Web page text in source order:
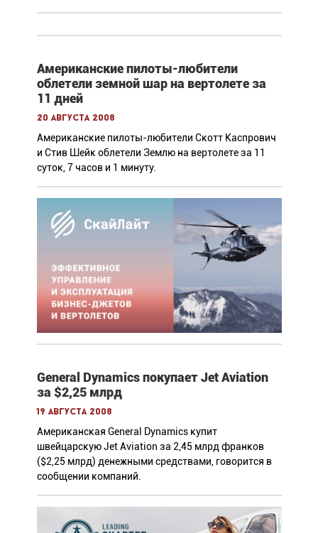
Американские пилоты-любители
облетели земной шар на вертолете за
11 дней
20 августа 2008
Американские пилоты-любители Скотт Каспрович
и Стив Шейк облетели Землю на вертолете за 11
суток, 7 часов и 1 минуту.
General Dynamics покупает Jet Aviation
за $2,25 млрд
19 августа 2008
Американская General Dynamics купит
швейцарскую Jet Aviation за 2,45 млрд франков
($2,25 млрд) денежными средствами, говорится в
сообщении компаний.